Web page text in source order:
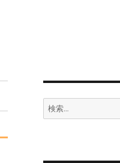
検
索: